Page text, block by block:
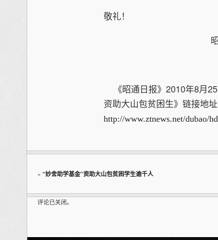
敬礼！
昭通黑颈鹤保
《昭通日报》2010年8月
资助大山包贫困生》链接地
http://www.ztnews.net/dubao/
« “妙舍助学基金”资助大山包贫困学生逾千人
评论已关闭。